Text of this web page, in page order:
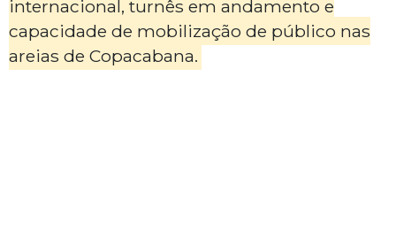
internacional, turnês em andamento e
capacidade de mobilização de público nas
areias de Copacabana.